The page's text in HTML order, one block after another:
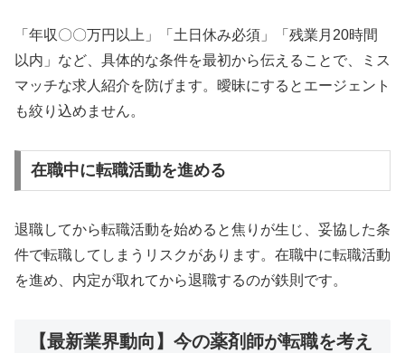
「年収〇〇万円以上」「土日休み必須」「残業月20時間
以内」など、具体的な条件を最初から伝えることで、ミス
マッチな求人紹介を防げます。曖昧にするとエージェント
も絞り込めません。
在職中に転職活動を進める
退職してから転職活動を始めると焦りが生じ、妥協した条
件で転職してしまうリスクがあります。在職中に転職活動
を進め、内定が取れてから退職するのが鉄則です。
【最新業界動向】今の薬剤師が転職を考え